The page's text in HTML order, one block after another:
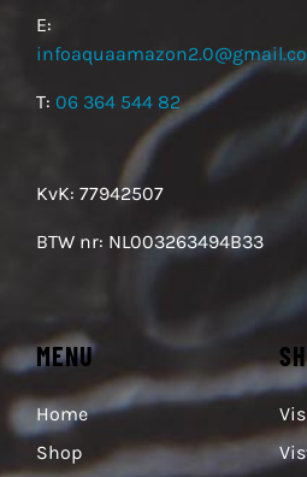
E:
T: 06 364 544 82
KvK: 77942507
BTW nr: NL003263494B33
MENU
Home
Shop